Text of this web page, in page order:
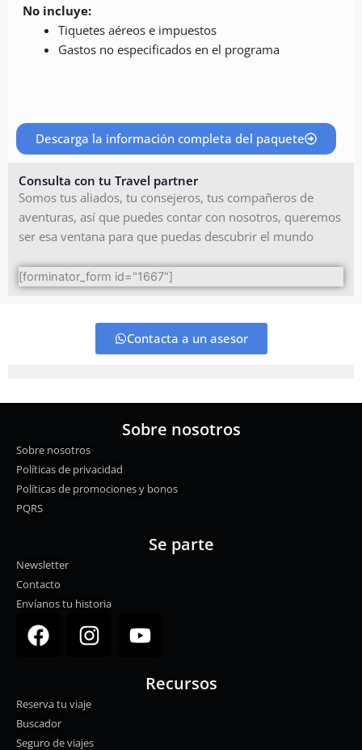
No incluye:
Tiquetes aéreos e impuestos
Gastos no especificados en el programa
Descarga la información completa del paquete
Consulta con tu Travel partner
Somos tus aliados, tu consejeros, tus compañeros de
aventuras, así que puedes contar con nosotros, queremos
ser esa ventana para que puedas descubrir el mundo
[forminator_form id="1667"]
Contacta a un asesor
Sobre nosotros
Sobre nosotros
Políticas de privacidad
Políticas de promociones y bonos
PQRS
Se parte
Newsletter
Contacto
Envíanos tu historia
F
a
b
o
I
n
a
Y
o
tRecursos
Reserva tu viaje
Buscador
Seguro de viajes